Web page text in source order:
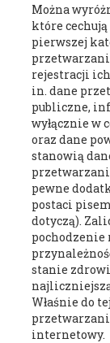
Można
które
pierwszej
rejestracji
in. dane
publiczne,
wyłącznie w
oraz dane
stanowią
pewne
postaci
dotyczą).
pochodzenie
stanie
Właśnie do
internetowy.